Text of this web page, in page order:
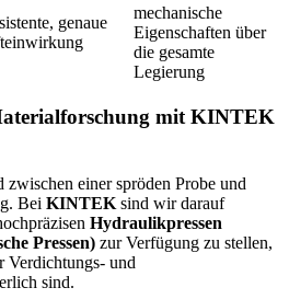
genaue
mechanische
Eigenschaften über
die gesamte
Legierung
mit KINTEK
zwischen einer spröden Probe und
Bei KINTEK sind wir darauf
Hydraulikpressen
Pressen) zur Verfügung zu stellen,
Verdichtungs- und
sind.